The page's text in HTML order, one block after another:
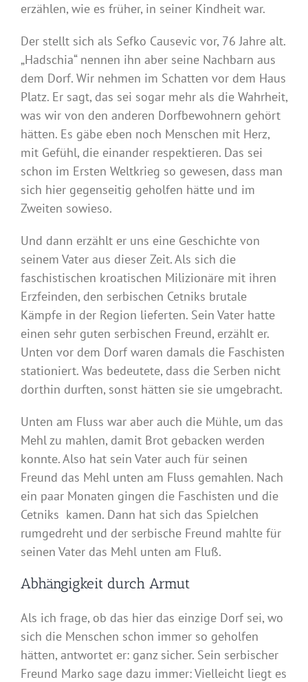
erzählen, wie es früher, in seiner Kindheit war.
Der stellt sich als Sefko Causevic vor, 76 Jahre alt.
„Hadschia“ nennen ihn aber seine Nachbarn aus
dem Dorf. Wir nehmen im Schatten vor dem Haus
Platz. Er sagt, das sei sogar mehr als die Wahrheit,
was wir von den anderen Dorfbewohnern gehört
hätten. Es gäbe eben noch Menschen mit Herz,
mit Gefühl, die einander respektieren. Das sei
schon im Ersten Weltkrieg so gewesen, dass man
sich hier gegenseitig geholfen hätte und im
Zweiten sowieso.
Und dann erzählt er uns eine Geschichte von
seinem Vater aus dieser Zeit. Als sich die
faschistischen kroatischen Milizionäre mit ihren
Erzfeinden, den serbischen Cetniks brutale
Kämpfe in der Region lieferten. Sein Vater hatte
einen sehr guten serbischen Freund, erzählt er.
Unten vor dem Dorf waren damals die Faschisten
stationiert. Was bedeutete, dass die Serben nicht
dorthin durften, sonst hätten sie sie umgebracht.
Unten am Fluss war aber auch die Mühle, um das
Mehl zu mahlen, damit Brot gebacken werden
konnte. Also hat sein Vater auch für seinen
Freund das Mehl unten am Fluss gemahlen. Nach
ein paar Monaten gingen die Faschisten und die
Cetniks kamen. Dann hat sich das Spielchen
rumgedreht und der serbische Freund mahlte für
seinen Vater das Mehl unten am Fluß.
Abhängigkeit durch Armut
Als ich frage, ob das hier das einzige Dorf sei, wo
sich die Menschen schon immer so geholfen
hätten, antwortet er: ganz sicher. Sein serbischer
Freund Marko sage dazu immer: Vielleicht liegt es